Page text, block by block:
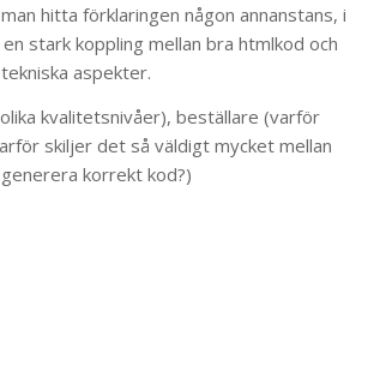
hitta förklaringen någon annanstans, i
stark koppling mellan bra htmlkod och
aspekter.
kvalitetsnivåer), beställare (varför
skiljer det så väldigt mycket mellan
korrekt kod?)